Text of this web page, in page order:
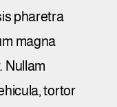
pharetra
magna
Nullam
tortor